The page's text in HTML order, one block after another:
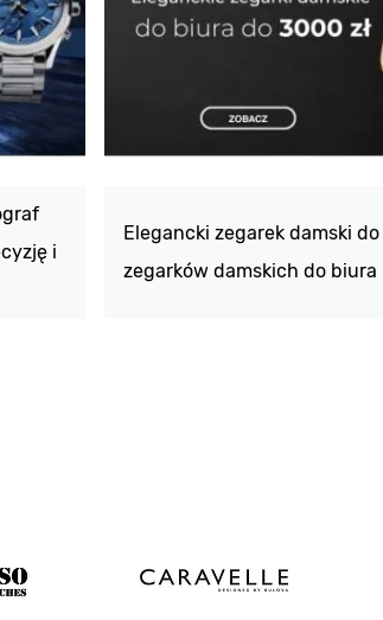
i
Elegancki zegarek damski
zegarków damskich do biura